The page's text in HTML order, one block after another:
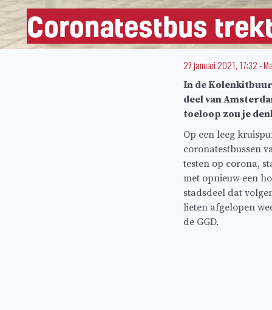
Coronatestbus
27 januari 2021, 17:32-
In de
deel van
toeloop zou je
Op een leeg
coronatestbussen
testen op corona,
met opnieuw een
stadsdeel dat
lieten afgelopen
de GGD.